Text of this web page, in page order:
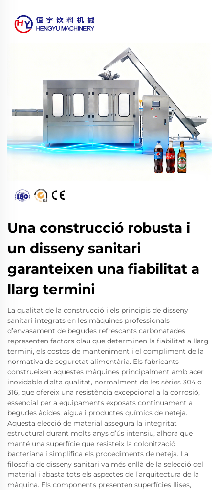
Una construcció robusta i
un disseny sanitari
garanteixen una fiabilitat a
llarg termini
La qualitat de la construcció i els principis de disseny
sanitari integrats en les màquines professionals
d’envasament de begudes refrescants carbonatades
representen factors clau que determinen la fiabilitat a llarg
termini, els costos de manteniment i el compliment de la
normativa de seguretat alimentària. Els fabricants
construeixen aquestes màquines principalment amb acer
inoxidable d’alta qualitat, normalment de les sèries 304 o
316, que ofereix una resistència excepcional a la corrosió,
essencial per a equipaments exposats contínuament a
begudes àcides, aigua i productes químics de neteja.
Aquesta elecció de material assegura la integritat
estructural durant molts anys d’ús intensiu, alhora que
manté una superfície que resisteix la colonització
bacteriana i simplifica els procediments de neteja. La
filosofia de disseny sanitari va més enllà de la selecció del
material i abasta tots els aspectes de l’arquitectura de la
màquina. Els components presenten superfícies llises,